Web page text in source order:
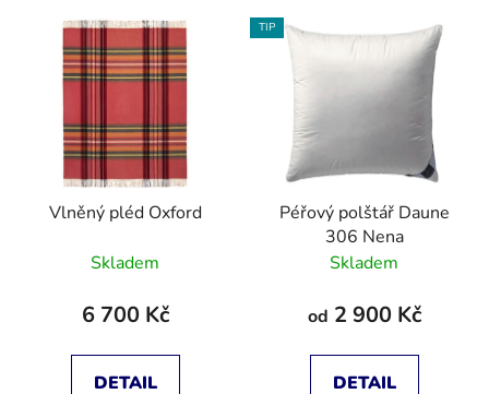
Vlněný pléd Oxford
Skladem
6 700 Kč
DETAIL
TIP
Péřový polštář Daune
306 Nena
Skladem
od 2 900 Kč
DETAIL